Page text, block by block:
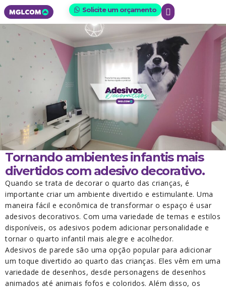
Solicite um orçamento
Tornando ambientes infantis mais
divertidos com adesivo decorativo.
Quando se trata de decorar o quarto das crianças, é
importante criar um ambiente divertido e estimulante. Uma
maneira fácil e econômica de transformar o espaço é usar
adesivos decorativos. Com uma variedade de temas e estilos
disponíveis, os adesivos podem adicionar personalidade e
tornar o quarto infantil mais alegre e acolhedor.
Adesivos de parede são uma opção popular para adicionar
um toque divertido ao quarto das crianças. Eles vêm em uma
variedade de desenhos, desde personagens de desenhos
animados até animais fofos e coloridos. Além disso, os